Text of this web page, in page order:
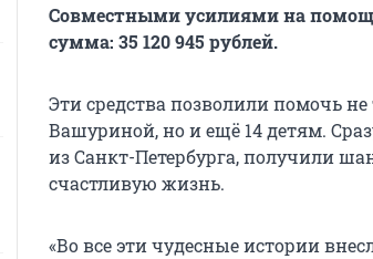
Совместными усилиями на
сумма: 35 120 945 рублей.
Эти средства позволили помочь
Вашуриной, но и ещё 14 детям.
из Санкт-Петербурга, получили
счастливую жизнь.
«Во все эти чудесные истории